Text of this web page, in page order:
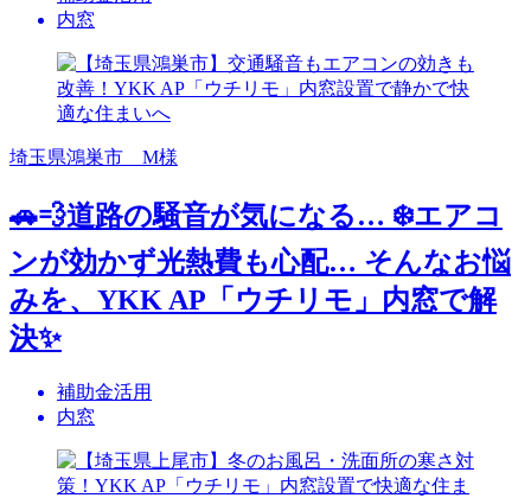
内窓
埼玉県鴻巣市 M様
🚗💨道路の騒音が気になる… ❄️エアコ
ンが効かず光熱費も心配… そんなお悩
みを、YKK AP「ウチリモ」内窓で解
決✨
補助金活用
内窓